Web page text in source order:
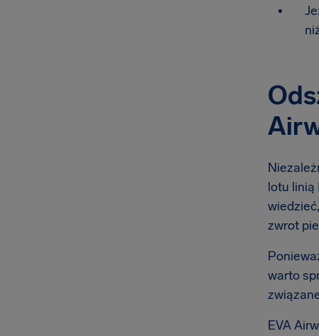
lotu linią
zwrot
warto
EVA